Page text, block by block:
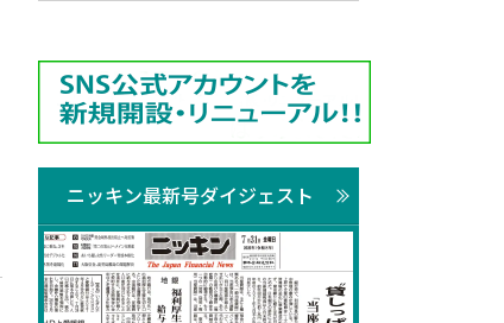
ニッキン最新号ダイジェスト